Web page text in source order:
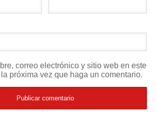
correo electrónico y sitio web en este
próxima vez que haga un comentario.